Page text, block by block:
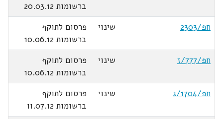
ברשומות 20.03.12
חפ/2303
שינוי
פרסום לתוקף
ברשומות 10.06.12
חפ/777/ז
שינוי
פרסום לתוקף
ברשומות 10.06.12
חפ/1704/ג
שינוי
פרסום לתוקף
ברשומות 11.07.12